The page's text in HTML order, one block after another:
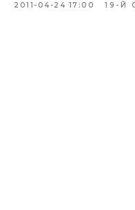
2011-04-24 17:00 19-Й